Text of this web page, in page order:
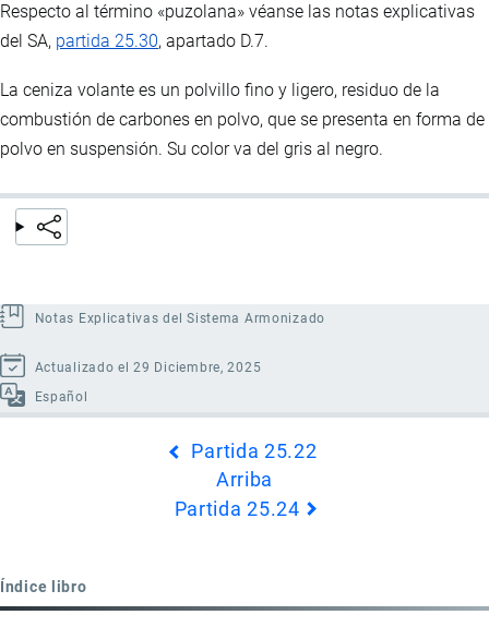
Respecto al término «puzolana» véanse las notas explicativas
del SA, partida 25.30, apartado D.7.
La ceniza volante es un polvillo fino y ligero, residuo de la
combustión de carbones en polvo, que se presenta en forma de
polvo en suspensión. Su color va del gris al negro.
Notas Explicativas del Sistema Armonizado
Actualizado el 29 Diciembre, 2025
Español
25.23
Partida 25.22
Arriba
Partida 25.24
Índice libro